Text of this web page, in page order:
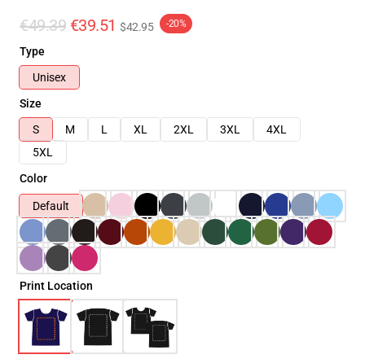
€49.39 €39.51 $42.95 -20%
Type
Unisex
Size
S
M L XL 2XL 3XL
4XL
5XL
Color
Default
Print Location